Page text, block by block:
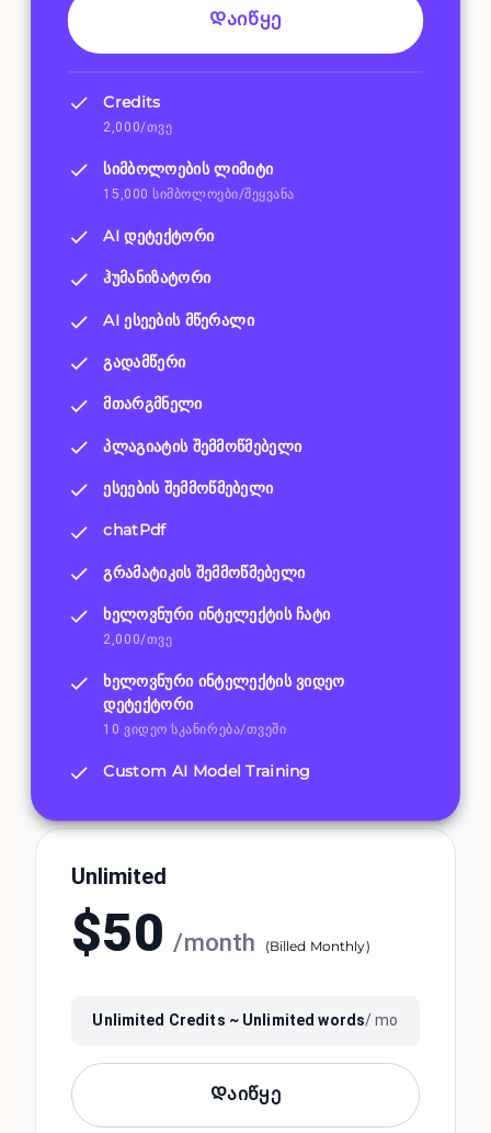
Დაიწყე
Credits
2,000/თვე
სიმბოლოების ლიმიტი
15,000 სიმბოლოები/შეყვანა
AI დეტექტორი
ჰუმანიზატორი
AI ესეების მწერალი
გადამწერი
მთარგმნელი
პლაგიატის შემმოწმებელი
ესეების შემმოწმებელი
chatPdf
გრამატიკის შემმოწმებელი
ხელოვნური ინტელექტის ჩატი
2,000/თვე
ხელოვნური ინტელექტის ვიდეო
დეტექტორი
10 ვიდეო სკანირება/თვეში
Custom AI Model Training
Unlimited
$50 /month (Billed Monthly)
Unlimited Credits ~ Unlimited words/ mo
Დაიწყე